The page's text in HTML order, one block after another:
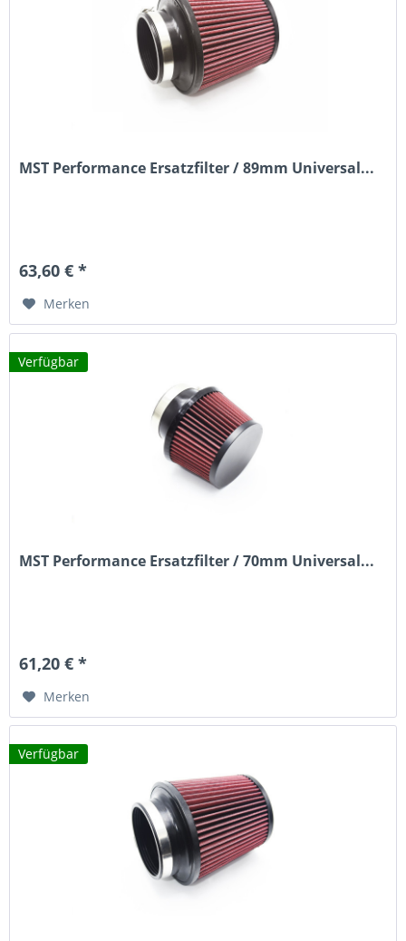
MST Performance Ersatzfilter / 89mm Universal...
63,60 € *
Merken
Verfügbar
MST Performance Ersatzfilter / 70mm Universal...
61,20 € *
Merken
Verfügbar